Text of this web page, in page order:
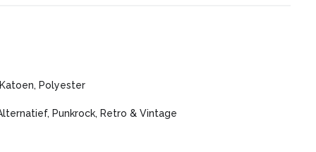
Polyester
Punkrock, Retro & Vintage